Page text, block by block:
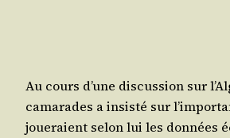
Au cours d’une dis­cus­sion sur
cama­rades a insis­té sur
joue­raient selon lui les don­nées